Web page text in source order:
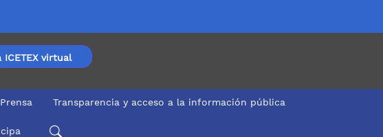
ICETEX virtual
Prensa Transparencia y acceso a la información pública